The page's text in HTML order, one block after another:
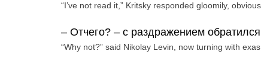
“I’ve not read it,” Kritsky responded gloomily,
– Отчего? – с раздражением
“Why not?” said Nikolay Levin, now turning with